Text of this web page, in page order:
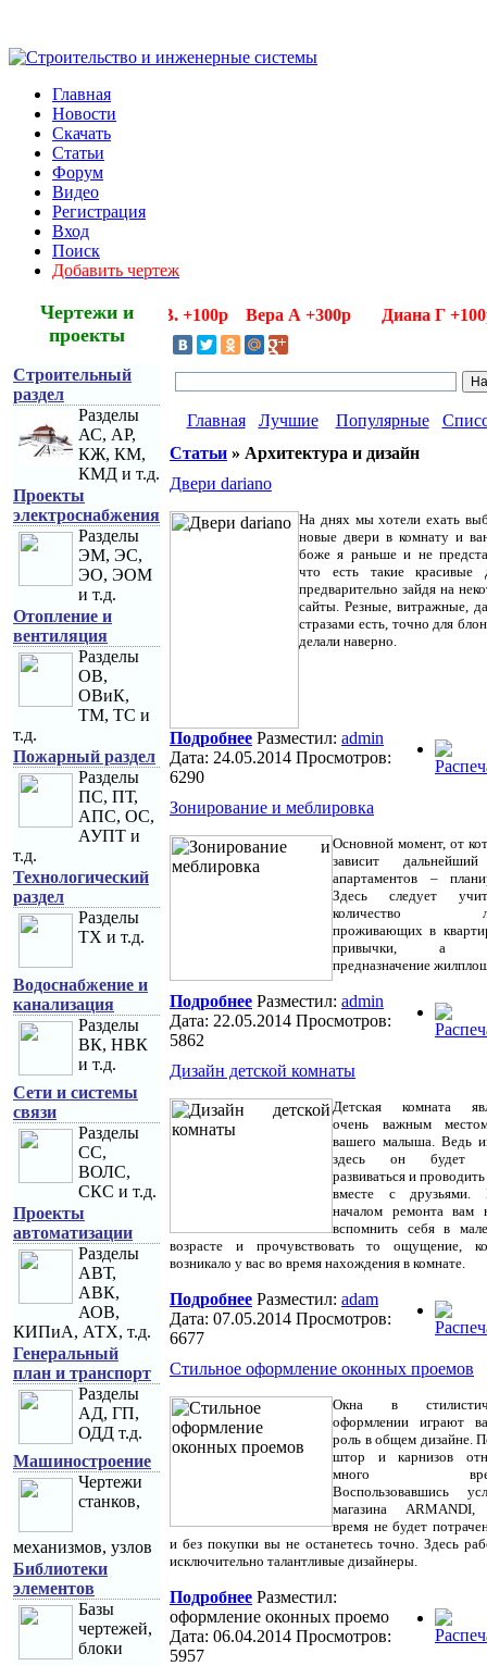
Главная
Новости
Скачать
Статьи
Форум
Видео
Регистрация
Вход
Поиск
Добавить чертеж
Чертежи и
проекты
Строительный
раздел
Разделы
АС, АР,
КЖ, КМ,
КМД и т.д.
Проекты
электроснабжения
Разделы
ЭМ, ЭС,
ЭО, ЭОМ
и т.д.
Отопление и
вентиляция
Разделы
ОВ,
ОВиК,
ТМ, ТС и
т.д.
Пожарный раздел
Разделы
ПС, ПТ,
АПС, ОС,
АУПТ и
т.д.
Технологический
раздел
Разделы
ТХ и т.д.
Водоснабжение и
канализация
Разделы
ВК, НВК
и т.д.
Сети и системы
связи
Разделы
СС,
ВОЛС,
СКС и т.д.
Проекты
автоматизации
Разделы
АВТ,
АВК,
АОВ,
КИПиА, АТХ, т.д.
Генеральный
план и транспорт
Разделы
АД, ГП,
ОДД т.д.
Машиностроение
Чертежи
станков,
механизмов, узлов
Библиотеки
элементов
Базы
чертежей,
блоки
Алла В. +100р Вера А +300р Диана Г
Главная Лучшие Популярные
Статьи » Архитектура и дизайн
Двери dariano
На днях мы хотели ехать
новые двери в комнату и
боже я раньше и не
что есть такие красивые
предварительно зайдя на
сайты. Резные, витражные,
стразами есть, точно для
делали наверно.
Подробнее Разместил: admin
Дата: 24.05.2014 Просмотров:
6290
Зонирование и меблировка
Основной момент, от
зависит
апартаментов –
Здесь следует
количество
проживающих в
привычки, а
предназначение
Подробнее Разместил: admin
Дата: 22.05.2014 Просмотров:
5862
Дизайн детской комнаты
Детская комната
очень важным
вашего малыша. Ведь
здесь он будет
развиваться и
вместе с друзьями.
началом ремонта вам
вспомнить себя в
возрасте и прочувствовать то ощущение,
возникало у вас во время нахождения в комнате.
Подробнее Разместил: adam
Дата: 07.05.2014 Просмотров:
6677
Стильное оформление оконных проемов
Окна в
оформлении играют
роль в общем дизайне.
штор и карнизов
много
Воспользовавшись
магазина
время не будет
и без покупки вы не останетесь точно. Здесь
исключительно талантливые дизайнеры.
Подробнее Разместил:
оформление оконных проемо
Дата: 06.04.2014 Просмотров:
5957